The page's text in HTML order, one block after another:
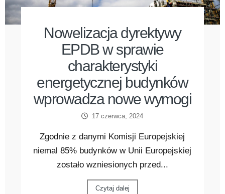
Nowelizacja dyrektywy
EPDB w sprawie
charakterystyki
energetycznej budynków
wprowadza nowe wymogi
17 czerwca, 2024
Zgodnie z danymi Komisji Europejskiej
niemal 85% budynków w Unii Europejskiej
zostało wzniesionych przed...
Czytaj dalej